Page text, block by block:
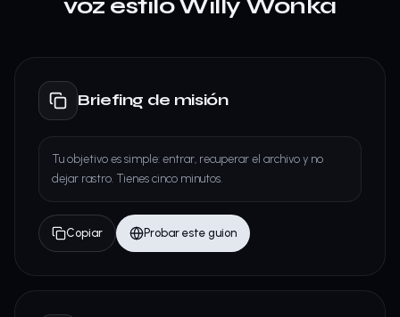
Briefing de misión
Tu objetivo es simple: entrar, recuperar el archivo y no
dejar rastro. Tienes cinco minutos.
Copiar Probar este guion